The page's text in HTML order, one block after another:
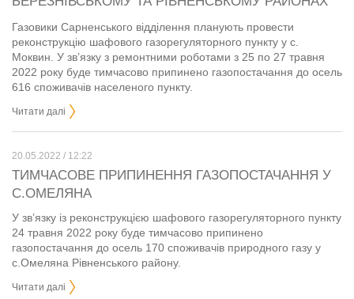
Газовики Сарненського відділення планують провести
реконструкцію шафового газорегуляторного пункту у с.
Моквин. У зв’язку з ремонтними роботами з 25 по 27 травня
2022 року буде тимчасово припинено газопостачання до осель
616 споживачів населеного пункту.
Читати далі
20.05.2022 / 12:22
ТИМЧАСОВЕ ПРИПИНЕННЯ ГАЗОПОСТАЧАННЯ У
С.ОМЕЛЯНА
У зв’язку із реконструкцією шафового газорегуляторного пункту
24 травня 2022 року буде тимчасово припинено
газопостачання до осель 170 споживачів природного газу у
с.Омеляна Рівненського району.
Читати далі